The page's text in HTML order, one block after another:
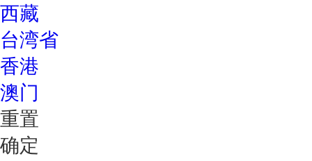
西藏
台湾省
香港
澳门
重置
确定